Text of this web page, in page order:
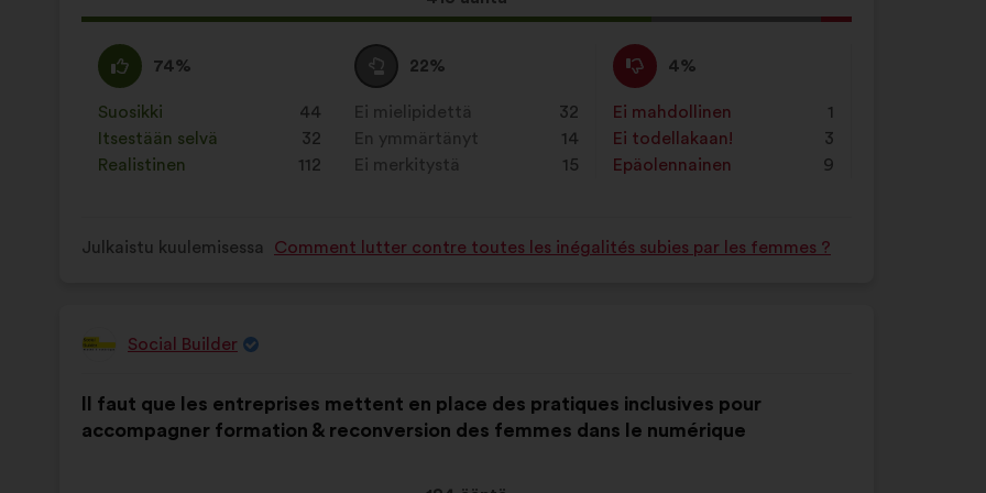
ehdotus
ääniä
seuraavasti:
samaa
mieltä
:
74%
Tätä
ehdotusta
on
luonnehdittu
seuraavasti:
Suosikki
: 44
kertaa
Itsestään selvä
32
kertaa
Realistinen
: 112
kertaa
Äänestä
tyhjää
:
22%
Tätä
ehdotusta
on
luonnehdittu
seuraavasti:
Ei mielipidettä
: 32
kertaa
En ymmärtänyt
: 14
kertaa
Ei merkitystä
: 15
kertaa
Eri
mieltä
:
4%
Tätä
ehdotusta
on
luonnehdittu
seuraavasti:
Ei mahdollinen
: 1
kertaa
Ei todellakaan!
: 3
kertaa
Epäolennainen
: 9
kertaa
Julkaistu kuulemisessa Comment lutter contre toutes les inégalités subies par les femmes ?
Ehdotus
Social Builder
sisältö:
Il faut que les entreprises mettent en place des pratiques inclusives pour
accompagner formation & reconversion des femmes dans le numérique
jakautuminen: